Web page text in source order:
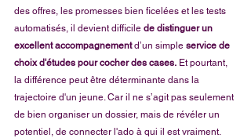
des offres, les promesses bien ficelées et les tests
automatisés, il devient difficile de distinguer un
excellent accompagnement d’un simple service de
choix d'études pour cocher des cases. Et pourtant,
la différence peut être déterminante dans la
trajectoire d'un jeune. Car il ne s’agit pas seulement
de bien organiser un dossier, mais de révéler un
potentiel, de connecter l'ado à qui il est vraiment.